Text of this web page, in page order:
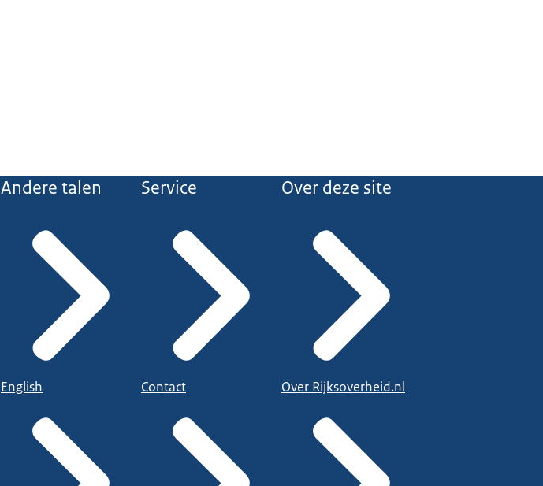
Andere talen
English
Service
Contact
Over deze site
Over Rijksoverheid.nl